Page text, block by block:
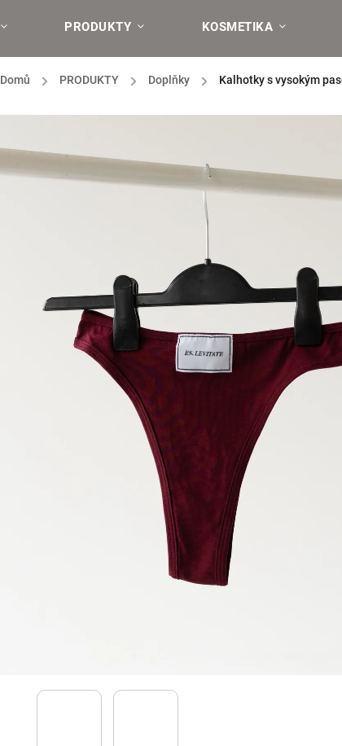
PRODUKTY KOSMETIKA
Domů / PRODUKTY / Doplňky / Kalhotky s vysokým